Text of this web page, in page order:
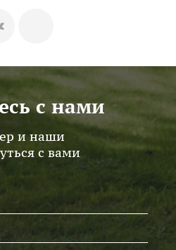
с нами
и наши
с вами